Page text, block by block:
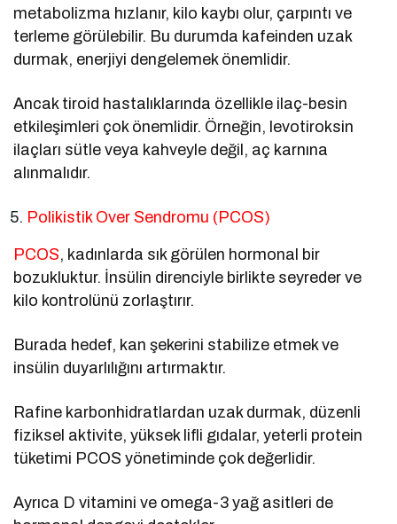
metabolizma hızlanır, kilo kaybı olur, çarpıntı ve
terleme görülebilir. Bu durumda kafeinden uzak
durmak, enerjiyi dengelemek önemlidir.
Ancak tiroid hastalıklarında özellikle ilaç-besin
etkileşimleri çok önemlidir. Örneğin, levotiroksin
ilaçları sütle veya kahveyle değil, aç karnına
alınmalıdır.
Polikistik Over Sendromu (PCOS)
PCOS, kadınlarda sık görülen hormonal bir
bozukluktur. İnsülin direnciyle birlikte seyreder ve
kilo kontrolünü zorlaştırır.
Burada hedef, kan şekerini stabilize etmek ve
insülin duyarlılığını artırmaktır.
Rafine karbonhidratlardan uzak durmak, düzenli
fiziksel aktivite, yüksek lifli gıdalar, yeterli protein
tüketimi PCOS yönetiminde çok değerlidir.
Ayrıca D vitamini ve omega-3 yağ asitleri de